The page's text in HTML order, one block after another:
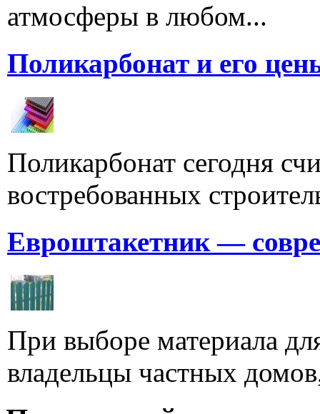
атмосферы в любом...
Поликарбонат и его
Поликарбонат сегодня
востребованных
Евроштакетник —
При выборе материала
владельцы частных